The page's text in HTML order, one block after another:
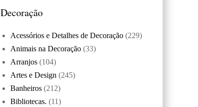
Decoração
Acessórios e Detalhes de Decoração (229)
Animais na Decoração (33)
Arranjos (104)
Artes e Design (245)
Banheiros (212)
Bibliotecas. (11)